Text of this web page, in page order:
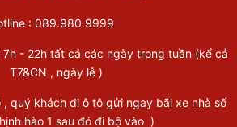
: 089.980.9999
7h - 22h tất cả các ngày trong tuần (kể cả
T7&CN , ngày lễ )
quý khách đi ô tô gửi ngay bãi xe nhà số
hào 1 sau đó đi bộ vào )